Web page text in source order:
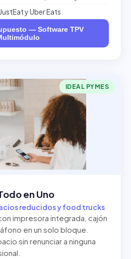
y Uber Eats
— Software TPV
IDEAL PYMES
en Uno
reducidos y food trucks
impresora integrada, cajón
en un solo bloque.
sin renunciar a ninguna